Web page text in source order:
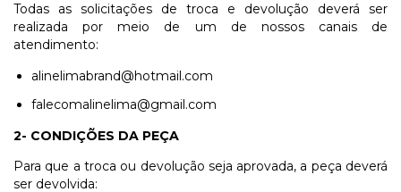
Todas as solicitações de troca e devolução deverá ser
realizada por meio de um de nossos canais de
atendimento:
alinelimabrand@hotmail.com
falecomalinelima@gmail.com
2- CONDIÇÕES DA PEÇA
Para que a troca ou devolução seja aprovada, a peça deverá
ser devolvida: